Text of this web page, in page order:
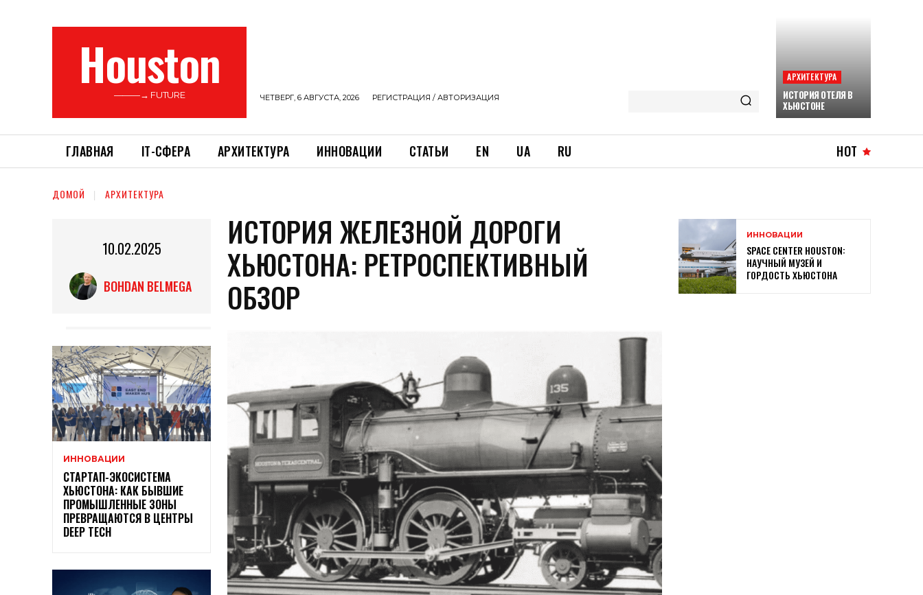
Houston
———→ FUTURE ЧЕТВЕРГ, 6 АВГУСТА, 2026 РЕГИСТРАЦИЯ / АВТОРИЗАЦИЯ
АРХИТЕКТУРА
ИСТОРИЯ ОТЕЛЯ В
ХЬЮСТОНЕ
ГЛАВНАЯ ІТ-СФЕРА АРХИТЕКТУРА ИННОВАЦИИ СТАТЬИ EN UA RU HOT
ДОМОЙ АРХИТЕКТУРА
10.02.2025
BOHDAN BELMEGA
ИННОВАЦИИ
СТАРТАП-ЭКОСИСТЕМА
ХЬЮСТОНА: КАК БЫВШИЕ
ПРОМЫШЛЕННЫЕ ЗОНЫ
ПРЕВРАЩАЮТСЯ В ЦЕНТРЫ
DEEP TECH
ИСТОРИЯ ЖЕЛЕЗНОЙ ДОРОГИ
ХЬЮСТОНА: РЕТРОСПЕКТИВНЫЙ
ОБЗОР
ИННОВАЦИИ
SPACE CENTER HOUSTON:
НАУЧНЫЙ МУЗЕЙ И
ГОРДОСТЬ ХЬЮСТОНА